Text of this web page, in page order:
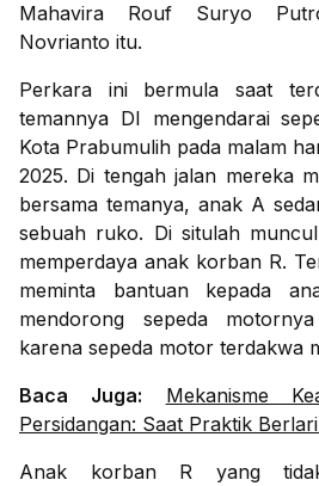
Mahavira Rouf Suryo
Novrianto itu.
Perkara ini bermula saat
temannya DI mengendarai
Kota Prabumulih pada malam
2025. Di tengah jalan mereka
bersama temanya, anak A
sebuah ruko. Di situlah
memperdaya anak korban R.
meminta bantuan kepada
mendorong sepeda
karena sepeda motor terdakwa
Baca Juga:
Mekanisme
Persidangan: Saat Praktik
Anak korban R yang